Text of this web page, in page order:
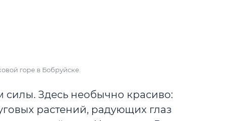
горе в Бобруйске.
Здесь необычно красиво:
растений, радующих глаз